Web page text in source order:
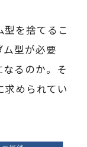
を捨てるこ
ム型が必要
るのか。そ
められてい